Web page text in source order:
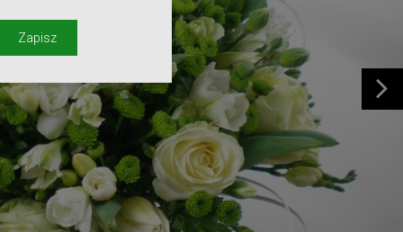
Zapisz